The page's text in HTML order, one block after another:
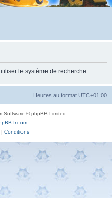
le système de recherche.
Heures au format UTC+01:00
Software © phpBB Limited
fr.com
| Conditions